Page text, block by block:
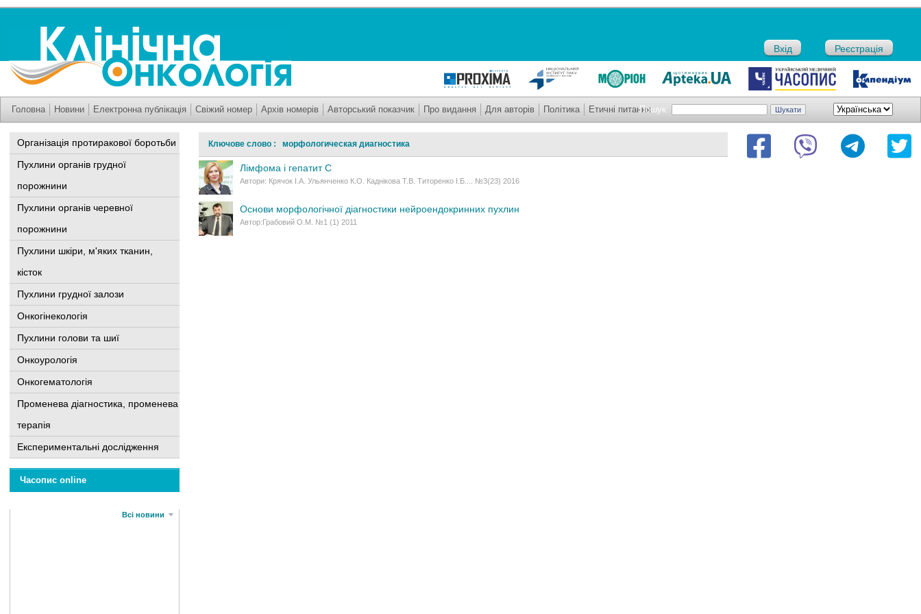
Вхід Реєстрація
Пошук:
Головна Новини Електронна публікація Свіжий номер Архів номерів Авторський показчик Про видання Для авторів Політика Етичні питання
Організація протиракової боротьби
Пухлини органів грудної
порожнини
Пухлини органів черевної
порожнини
Пухлини шкіри, м'яких тканин,
кісток
Пухлини грудної залози
Онкогінекологія
Пухлини голови та шиї
Онкоурологія
Онкогематологія
Променева діагностика, променева
терапія
Експериментальні дослідження
Часопис online
Всі новини
Ключове слово : морфологическая диагностика
Лімфома і гепатит С
Автори: Крячок І.А. Ульянченко К.О. Каднікова Т.В. Титоренко І.Б.... №3(23) 2016
Основи морфологічної діагностики нейроендокринних пухлин
Автор:Грабовий О.М. №1 (1) 2011